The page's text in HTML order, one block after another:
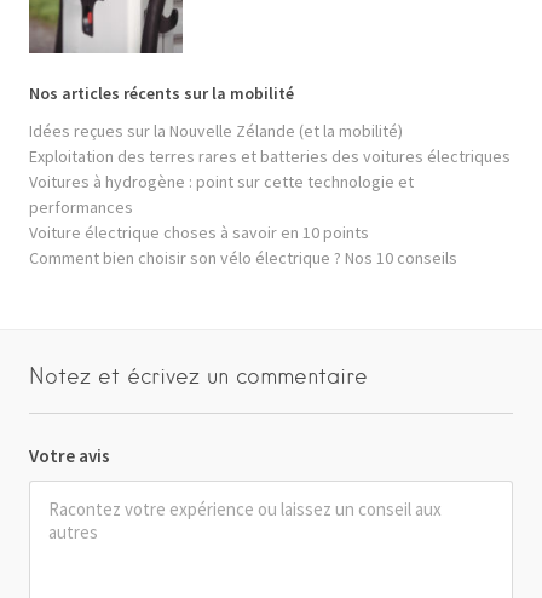
Nos articles récents sur la mobilité
Idées reçues sur la Nouvelle Zélande (et la mobilité)
Exploitation des terres rares et batteries des voitures électriques
Voitures à hydrogène : point sur cette technologie et
performances
Voiture électrique choses à savoir en 10 points
Comment bien choisir son vélo électrique ? Nos 10 conseils
Notez et écrivez un commentaire
Votre avis